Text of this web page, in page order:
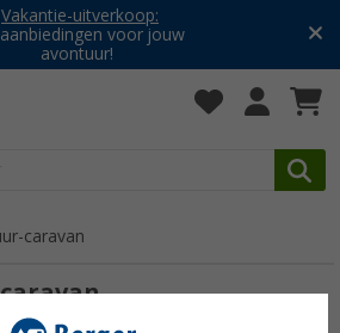
Vakantie-uitverkoop:
voor jouw
avontuur!
caravan